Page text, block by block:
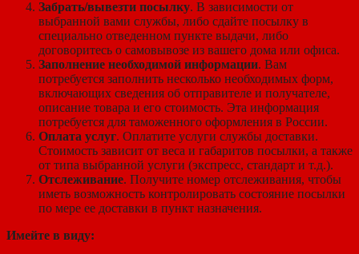
Забрать/вывезти посылку. В зависимости от
выбранной вами службы, либо сдайте посылку в
специально отведенном пункте выдачи, либо
договоритесь о самовывозе из вашего дома или офиса.
Заполнение необходимой информации. Вам
потребуется заполнить несколько необходимых форм,
включающих сведения об отправителе и получателе,
описание товара и его стоимость. Эта информация
потребуется для таможенного оформления в России.
Оплата услуг. Оплатите услуги службы доставки.
Стоимость зависит от веса и габаритов посылки, а также
от типа выбранной услуги (экспресс, стандарт и т.д.).
Отслеживание. Получите номер отслеживания, чтобы
иметь возможность контролировать состояние посылки
по мере ее доставки в пункт назначения.
Имейте в виду: